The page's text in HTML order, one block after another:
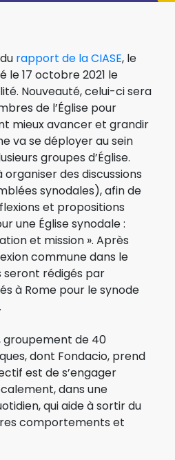
rapport de la CIASE, le
le 17 octobre 2021 le
Nouveauté, celui-ci sera
de l’Église pour
mieux avancer et grandir
va se déployer au sein
groupes d’Église.
des discussions
synodales), afin de
et propositions
une Église synodale :
et mission ». Après
commune dans le
rédigés par
à Rome pour le synode
groupement de 40
dont Fondacio, prend
est de s’engager
dans une
qui aide à sortir du
comportements et